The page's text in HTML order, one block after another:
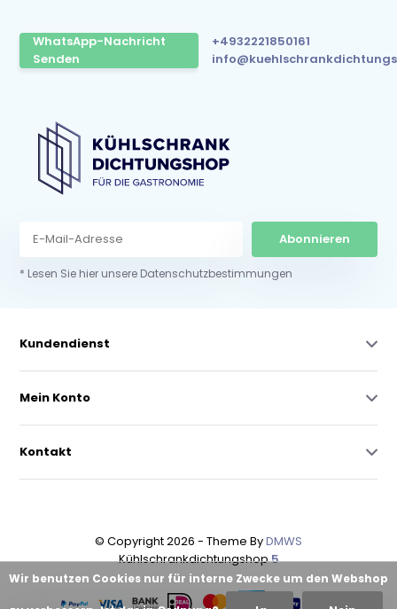
WhatsApp-Nachricht
Senden
+4932221850161
Abonnieren
* Lesen Sie hier unsere Datenschutzbestimmungen
Kundendienst
Mein Konto
Kontakt
© Copyright 2026 - Theme ByDMWS
Kühlschrankdichtungshop5
Wir benutzen Cookies nur für interne Zwecke um den Webshop